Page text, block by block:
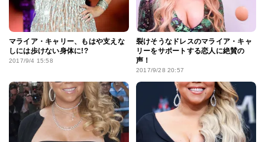
マライア・キャリー、もはや支えな
しには歩けない身体に!?
2017/9/4 15:58
裂けそうなドレスのマライア・キャ
リーをサポートする恋人に絶賛の
声！
2017/9/28 20:57